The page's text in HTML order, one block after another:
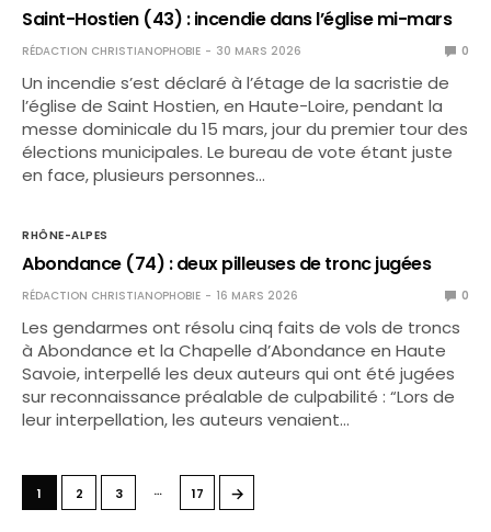
Saint-Hostien (43) : incendie dans l’église mi-mars
RÉDACTION CHRISTIANOPHOBIE 30 MARS 2026 0
Un incendie s’est déclaré à l’étage de la sacristie de
l’église de Saint Hostien, en Haute-Loire, pendant la
messe dominicale du 15 mars, jour du premier tour des
élections municipales. Le bureau de vote étant juste
en face, plusieurs personnes…
RHÔNE-ALPES
Abondance (74) : deux pilleuses de tronc jugées
RÉDACTION CHRISTIANOPHOBIE 16 MARS 2026 0
Les gendarmes ont résolu cinq faits de vols de troncs
à Abondance et la Chapelle d’Abondance en Haute
Savoie, interpellé les deux auteurs qui ont été jugées
sur reconnaissance préalable de culpabilité : “Lors de
leur interpellation, les auteurs venaient…
1 2 3 … 17 →